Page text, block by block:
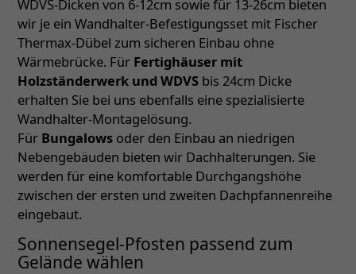
WDVS-Dicken von 6-12cm sowie für 13-26cm bieten
wir je ein Wandhalter-Befestigungsset mit Fischer
Thermax-Dübel zum sicheren Einbau ohne
Wärmebrücke. Für Fertighäuser mit
Holzständerwerk und WDVS bis 24cm Dicke
erhalten Sie bei uns ebenfalls eine spezialisierte
Wandhalter-Montagelösung.
Für Bungalows oder den Einbau an niedrigen
Nebengebäuden bieten wir Dachhalterungen. Sie
werden für eine komfortable Durchgangshöhe
zwischen der ersten und zweiten Dachpfannenreihe
eingebaut.
Sonnensegel-Pfosten passend zum
Gelände wählen